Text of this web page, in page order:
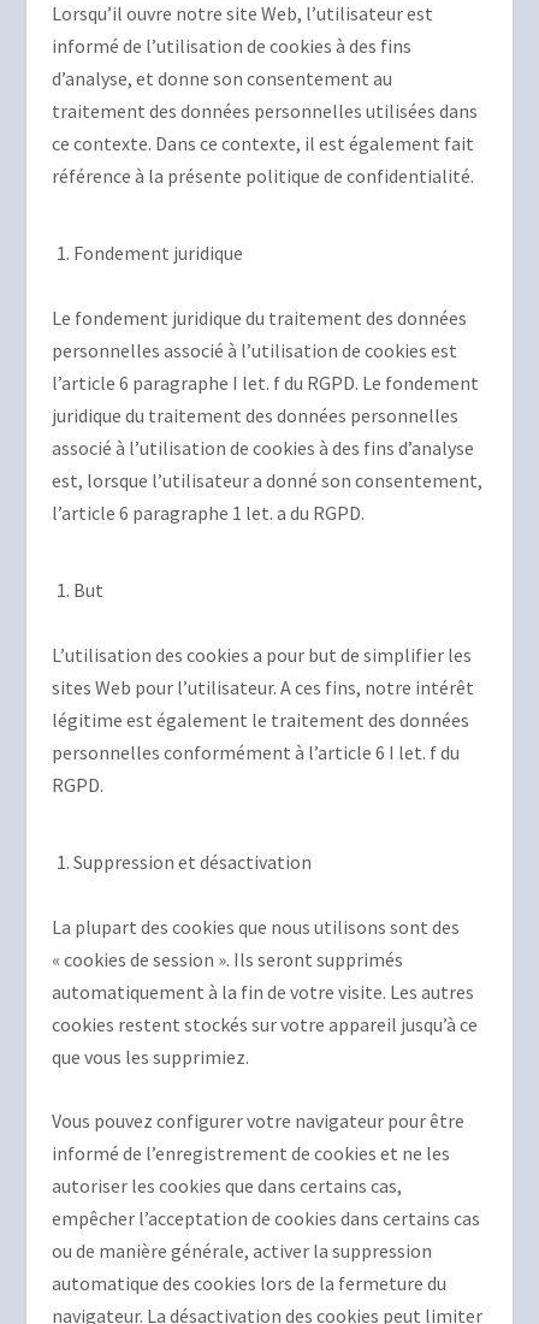
Lorsqu’il ouvre notre site Web, l’utilisateur est
informé de l’utilisation de cookies à des fins
d’analyse, et donne son consentement au
traitement des données personnelles utilisées dans
ce contexte. Dans ce contexte, il est également fait
référence à la présente politique de confidentialité.
Fondement juridique
Le fondement juridique du traitement des données
personnelles associé à l’utilisation de cookies est
l’article 6 paragraphe I let. f du RGPD. Le fondement
juridique du traitement des données personnelles
associé à l’utilisation de cookies à des fins d’analyse
est, lorsque l’utilisateur a donné son consentement,
l’article 6 paragraphe 1 let. a du RGPD.
But
L’utilisation des cookies a pour but de simplifier les
sites Web pour l’utilisateur. A ces fins, notre intérêt
légitime est également le traitement des données
personnelles conformément à l’article 6 I let. f du
RGPD.
Suppression et désactivation
La plupart des cookies que nous utilisons sont des
« cookies de session ». Ils seront supprimés
automatiquement à la fin de votre visite. Les autres
cookies restent stockés sur votre appareil jusqu’à ce
que vous les supprimiez.
Vous pouvez configurer votre navigateur pour être
informé de l’enregistrement de cookies et ne les
autoriser les cookies que dans certains cas,
empêcher l’acceptation de cookies dans certains cas
ou de manière générale, activer la suppression
automatique des cookies lors de la fermeture du
navigateur. La désactivation des cookies peut limiter